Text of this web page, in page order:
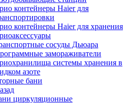
контейнеры Haier для
контейнеры Haier для хранения
сосуды Дьюара
замораживатели
системы хранения в
азоте
бани
циркуляционные